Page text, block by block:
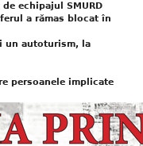
echipajul SMURD
a rămas blocat în
un autoturism, la
persoanele implicate